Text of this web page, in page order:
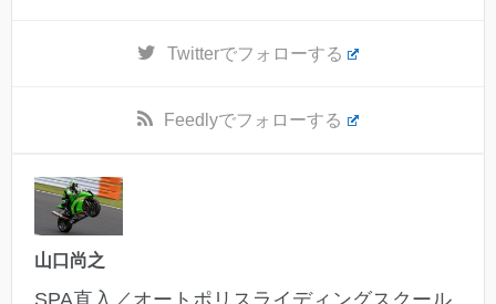
Twitterでフォローする
Feedlyでフォローする
山口尚之
SPA直入／オートポリスライディングスクール